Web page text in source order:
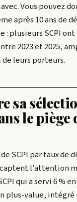
Vous pouvez
après 10 ans de
: plusieurs SCPI
2023 et 2025,
leurs porteurs.
sa
le piège
SCPI par taux de
l’attention
qui a servi 6 %
plus-value,